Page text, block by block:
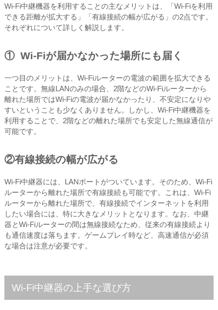
Wi-Fi中継機器を利用することの主なメリットは、「Wi-Fiを利用
できる距離が拡大する」「有線接続の幅が広がる」の2点です。
それぞれについて詳しく解説します。
① Wi-Fiが届かなかった場所にも届く
一つ目のメリットは、Wi-Fiルーターの電波の範囲を拡大できる
ことです。無線LANのみの場合、2階などのWi-Fiルーターから
離れた場所ではWi-Fiの電波が届かなかったり、不安定になりや
すいということも少なくありません。しかし、Wi-Fi中継機器を
利用することで、2階などの離れた場所でも安定した無線通信が
可能です。
②有線接続の幅が広がる
Wi-Fi中継器には、LANポートがついています。そのため、Wi-Fi
ルーターから離れた場所で有線接続も可能です。これは、Wi-Fi
ルーターから離れた場所で、有線接続でインターネットを利用
したい場合には、特に大きなメリットとなります。なお、中継
器とWi-Fiルーターの間は無線接続なため、従来の有線接続より
も通信速度は落ちます。ゲームプレイ時など、高速通信が必須
な場合は注意が必要です。
Wi-Fi中継器の上手な選び方